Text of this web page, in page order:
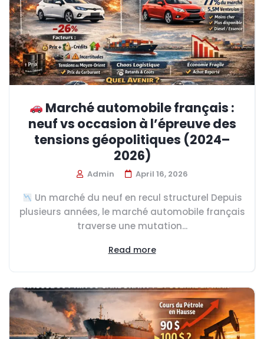
Marché automobile français :
neuf vs occasion à l’épreuve des
tensions géopolitiques (2024–
2026)
Admin April 16, 2026
Un marché du neuf en recul structurel Depuis
plusieurs années, le marché automobile français
traverse une mutation...
Read more